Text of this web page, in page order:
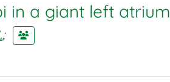
in a giant left atrium
;